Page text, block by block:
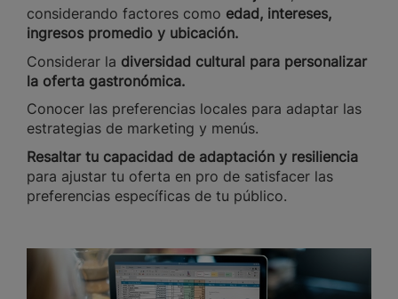
considerando factores como edad, intereses,
ingresos promedio y ubicación.
Considerar la diversidad cultural para personalizar
la oferta gastronómica.
Conocer las preferencias locales para adaptar las
estrategias de marketing y menús.
Resaltar tu capacidad de adaptación y resiliencia
para ajustar tu oferta en pro de satisfacer las
preferencias específicas de tu público.